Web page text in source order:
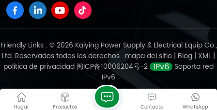
rendimiento adecuadas para motocicletas. Sin
embargo, por ahora, las baterías VRLA siguen siendo
una de las soluciones más confiables para los
consumidores.
Friendly Links : © 2026 Kaiying Power Supply & Electrical Equip Co.,
Ltd .Reservados todos los derechos . mapa del sitio | Blog | XML |
política de privacidad 闽ICP备10006204号-2
Soporta red
IPv6
Hogar Productos WhatsApp
Contacto